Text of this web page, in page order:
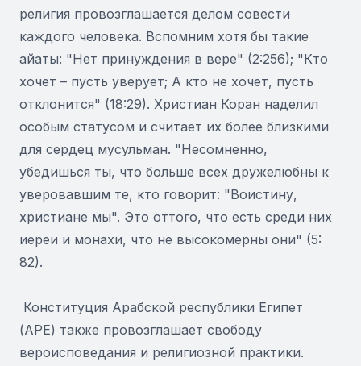
религия провозглашается делом совести
каждого человека. Вспомним хотя бы такие
айаты: "Нет принуждения в вере" (2:256); "Кто
хочет – пусть уверует; А кто не хочет, пусть
отклонится" (18:29). Христиан Коран наделил
особым статусом и считает их более близкими
для сердец мусульман. "Несомненно,
убедишься ты, что больше всех дружелюбны к
уверовавшим те, кто говорит: "Воистину,
христиане мы". Это оттого, что есть среди них
иереи и монахи, что не высокомерны они" (5:
82).
Конституция Арабской республики Египет
(АРЕ) также провозглашает свободу
вероисповедания и религиозной практики.